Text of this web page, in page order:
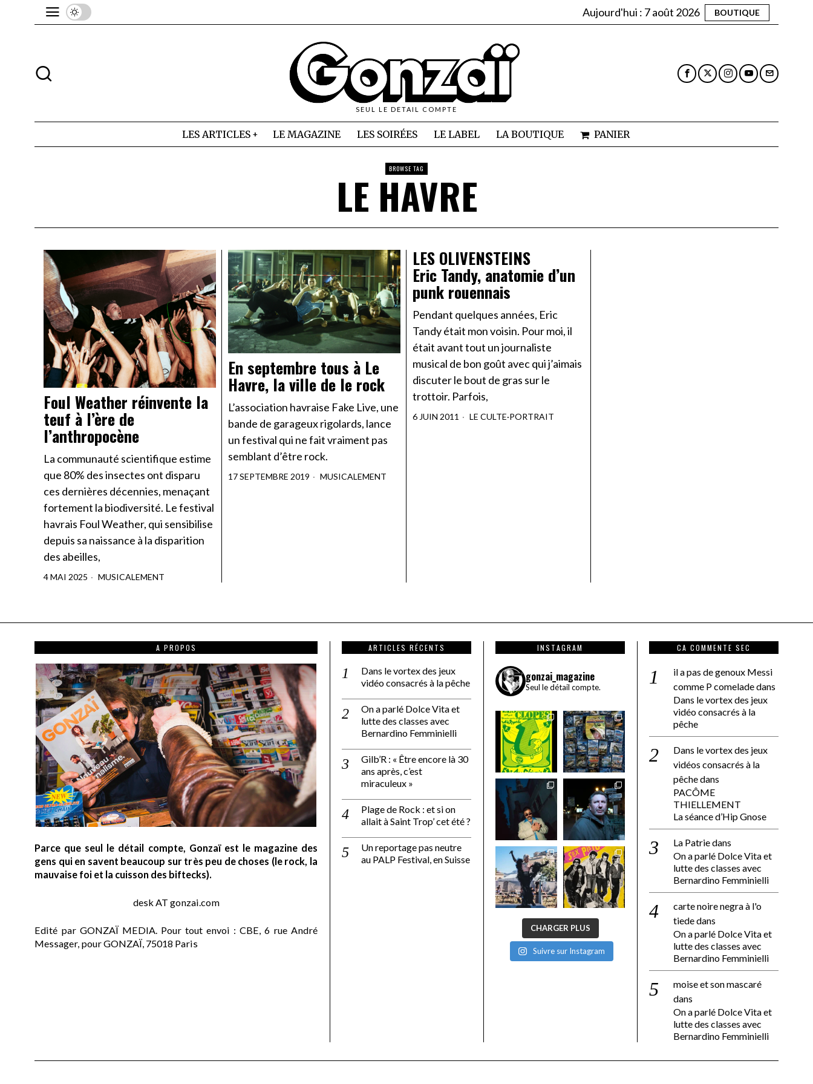
Aujourd'hui : 7 août 2026 BOUTIQUE
SEUL LE DETAIL COMPTE
LES ARTICLES LE MAGAZINE LES SOIRÉES LE LABEL LA BOUTIQUE PANIER
BROWSE TAG
LE HAVRE
Foul Weather réinvente la
teuf à l’ère de
l’anthropocène
La communauté scientifique estime
que 80% des insectes ont disparu
ces dernières décennies, menaçant
fortement la biodiversité. Le festival
havrais Foul Weather, qui sensibilise
depuis sa naissance à la disparition
des abeilles,
4 MAI 2025 MUSICALEMENT
En septembre tous à Le
Havre, la ville de le rock
L’association havraise Fake Live, une
bande de garageux rigolards, lance
un festival qui ne fait vraiment pas
semblant d’être rock.
17 SEPTEMBRE 2019 MUSICALEMENT
LES OLIVENSTEINS
Eric Tandy, anatomie d’un
punk rouennais
Pendant quelques années, Eric
Tandy était mon voisin. Pour moi, il
était avant tout un journaliste
musical de bon goût avec qui j’aimais
discuter le bout de gras sur le
trottoir. Parfois,
6 JUIN 2011 LE CULTE·PORTRAIT
A PROPOS
Parce que seul le détail compte, Gonzaï est le magazine des
gens qui en savent beaucoup sur très peu de choses (le rock, la
mauvaise foi et la cuisson des biftecks).
desk AT gonzai.com
Edité par GONZAÏ MEDIA. Pour tout envoi : CBE, 6 rue André
Messager, pour GONZAÏ, 75018 Paris
ARTICLES RÉCENTS
Dans le vortex des jeux
vidéo consacrés à la pêche
On a parlé Dolce Vita et
lutte des classes avec
Bernardino Femminielli
Gilb’R : « Être encore là 30
ans après, c’est
miraculeux »
Plage de Rock : et si on
allait à Saint Trop’ cet été ?
Un reportage pas neutre
au PALP Festival, en Suisse
INSTAGRAM
gonzai_magazine
Seul le détail compte.
CHARGER PLUS
Suivre sur Instagram
CA COMMENTE SEC
il a pas de genoux Messi
comme P comeladedans
Dans le vortex des jeux
vidéo consacrés à la
pêche
Dans le vortex des jeux
vidéos consacrés à la
pêchedans
PACÔME
THIELLEMENT
La séance d’Hip Gnose
La Patriedans
On a parlé Dolce Vita et
lutte des classes avec
Bernardino Femminielli
carte noire negra à l'o
tiededans
On a parlé Dolce Vita et
lutte des classes avec
Bernardino Femminielli
moise et son mascaré
dans
On a parlé Dolce Vita et
lutte des classes avec
Bernardino Femminielli